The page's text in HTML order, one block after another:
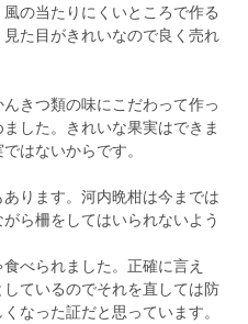
の当たりにくいところで作る
た目がきれいなので良く売れ
きつ類の味にこだわって作っ
した。きれいな果実はできま
はないからです。
ります。河内晩柑は今までは
ら柵をしてはいられないよう
べられました。正確に言え
ているのでそれを直しては防
なった証だと思っています。